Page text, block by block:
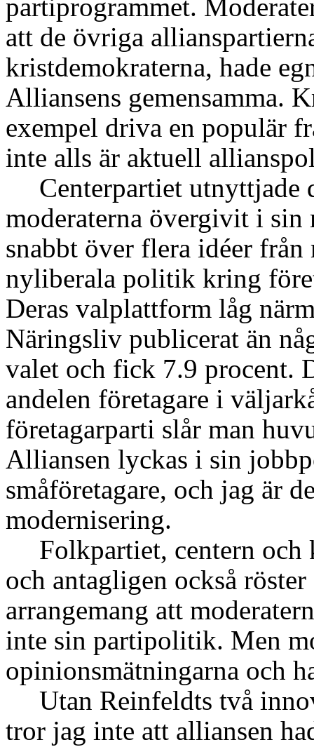
partiprogrammet.
att de övriga
kristdemokraterna, hade
Alliansens gemensamma.
exempel driva en populär
inte alls är aktuell
Centerpartiet utnyttjade
moderaterna övergivit i sin
snabbt över flera idéer
nyliberala politik kring
Deras valplattform låg
Näringsliv publicerat än
valet och fick 7.9 procent.
andelen företagare i
företagarparti slår man
Alliansen lyckas i sin
småföretagare, och jag är
modernisering.
Folkpartiet, centern
och antagligen också
arrangemang att
inte sin partipolitik. Men
opinionsmätningarna och
Utan Reinfeldts två
tror jag inte att alliansen